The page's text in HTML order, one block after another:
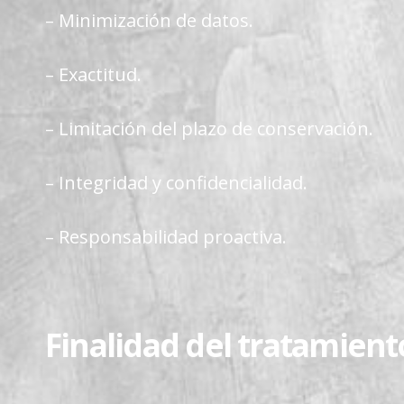
– Minimización de datos.
– Exactitud.
– Limitación del plazo de conservación.
– Integridad y confidencialidad.
– Responsabilidad proactiva.
Finalidad del